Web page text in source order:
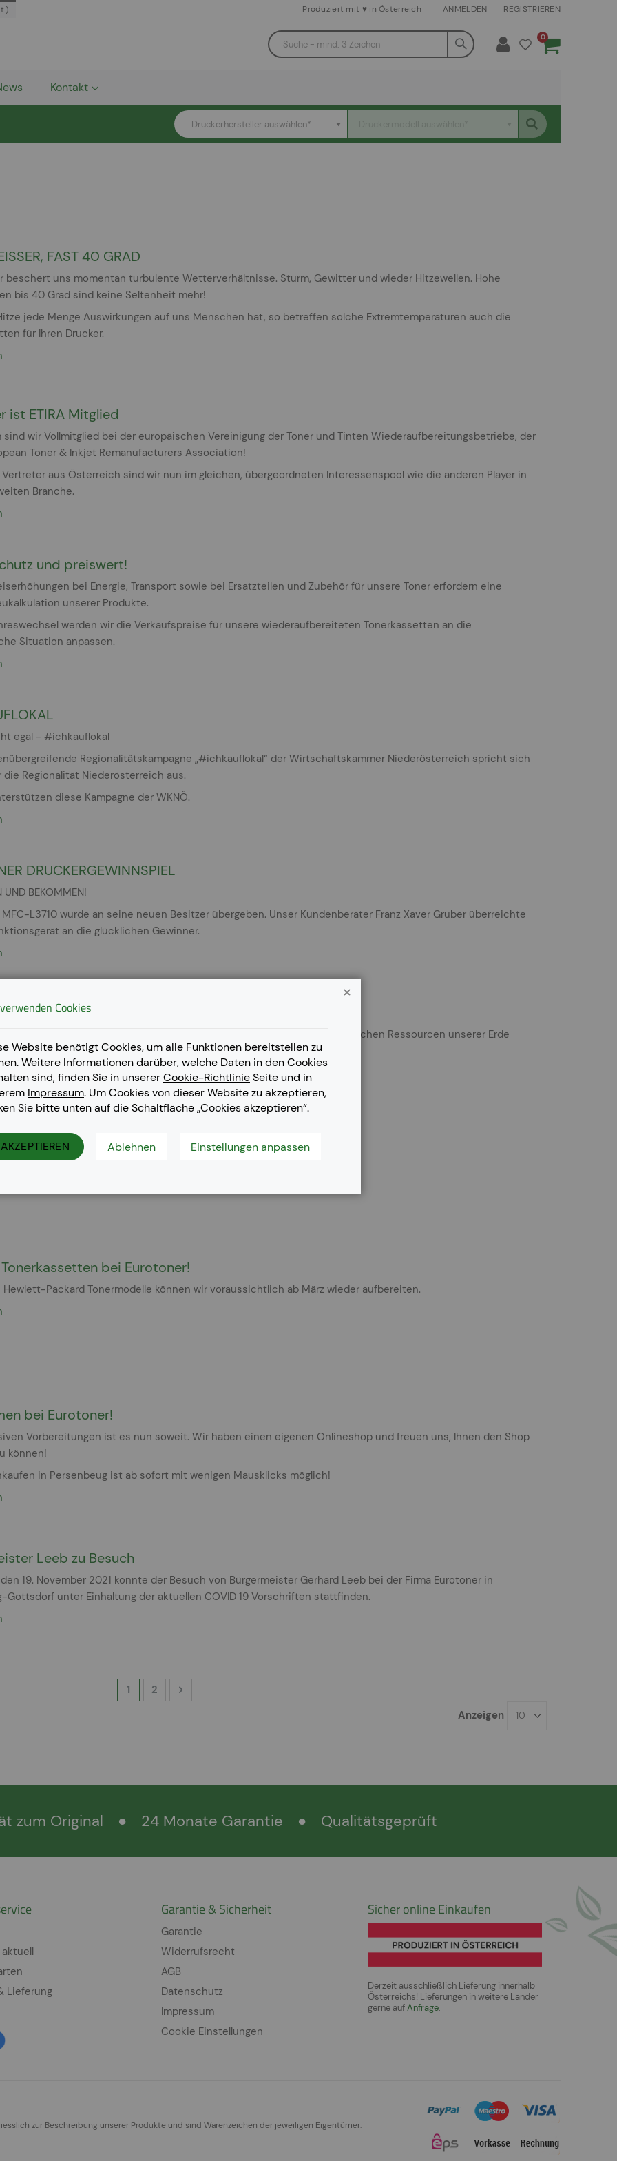
Produziert mit ♥ in Österreich ANMELDEN REGISTRIEREN
Warenkorb
0Artikel
Kontakt
Druckerhersteller auswählen*
FAST 40 GRAD
beschert uns momentan turbulente Wetterverhältnisse. Sturm, Gewitter und wieder Hitzewellen. Hohe
bis 40 Grad sind keine Seltenheit mehr!
jede Menge Auswirkungen auf uns Menschen hat, so betreffen solche Extremtemperaturen auch die
für Ihren Drucker.
ist ETIRA Mitglied
sind wir Vollmitglied bei der europäischen Vereinigung der Toner und Tinten Wiederaufbereitungsbetriebe, der
Toner & Inkjet Remanufacturers Association!
aus Österreich sind wir nun im gleichen, übergeordneten Interessenspool wie die anderen Player in
Branche.
und preiswert!
bei Energie, Transport sowie bei Ersatzteilen und Zubehör für unsere Toner erfordern eine
unserer Produkte.
werden wir die Verkaufspreise für unsere wiederaufbereiteten Tonerkassetten an die
Situation anpassen.
egal - #ichkauflokal
Regionalitätskampagne „#ichkauflokal“ der Wirtschaftskammer Niederösterreich spricht sich
die Regionalität Niederösterreich aus.
diese Kampagne der WKNÖ.
DRUCKERGEWINNSPIEL
UND BEKOMMEN!
L3710 wurde an seine neuen Besitzer übergeben. Unser Kundenberater Franz Xaver Gruber überreichte
an die glücklichen Gewinner.
Kreislaufwirtschaftsstrategie
leben würden wie die Menschen in Österreich, wären die gesamten jährlichen Ressourcen unserer Erde
April aufgebraucht gewesen.
Grüner Deal!
regulieren und schmettert Herstellervorschläge ab!
soll nun auch den Drucker- und Kartuschenmarkt erreichen.
Tonerkassetten bei Eurotoner!
Hewlett-Packard Tonermodelle können wir voraussichtlich ab März wieder aufbereiten.
bei Eurotoner!
Vorbereitungen ist es nun soweit. Wir haben einen eigenen Onlineshop und freuen uns, Ihnen den Shop
können!
in Persenbeug ist ab sofort mit wenigen Mausklicks möglich!
Leeb zu Besuch
19. November 2021 konnte der Besuch von Bürgermeister Gerhard Leeb bei der Firma Eurotoner in
Gottsdorf unter Einhaltung der aktuellen COVID 19 Vorschriften stattfinden.
Seite
Sie lesen gerade Seite
1 Seite
2 Seite
Weiter
Anzeigen
zum Original ● 24 Monate Garantie ● Qualitätsgeprüft
Lieferung
Garantie & Sicherheit
Garantie
Widerrufsrecht
AGB
Datenschutz
Impressum
Cookie Einstellungen
Sicher online Einkaufen
Derzeit ausschließlich Lieferung innerhalb
Österreichs! Lieferungen in weitere Länder
gerne aufAnfrage.
zur Beschreibung unserer Produkte und sind Warenzeichen der jeweiligen Eigentümer.
Cookies
Website benötigt Cookies, um alle Funktionen bereitstellen zu
Weitere Informationen darüber, welche Daten in den Cookies
sind, finden Sie in unsererCookie-RichtlinieSeite und in
Impressum. Um Cookies von dieser Website zu akzeptieren,
Sie bitte unten auf die Schaltfläche „Cookies akzeptieren“.
AKZEPTIEREN Ablehnen Einstellungen anpassen